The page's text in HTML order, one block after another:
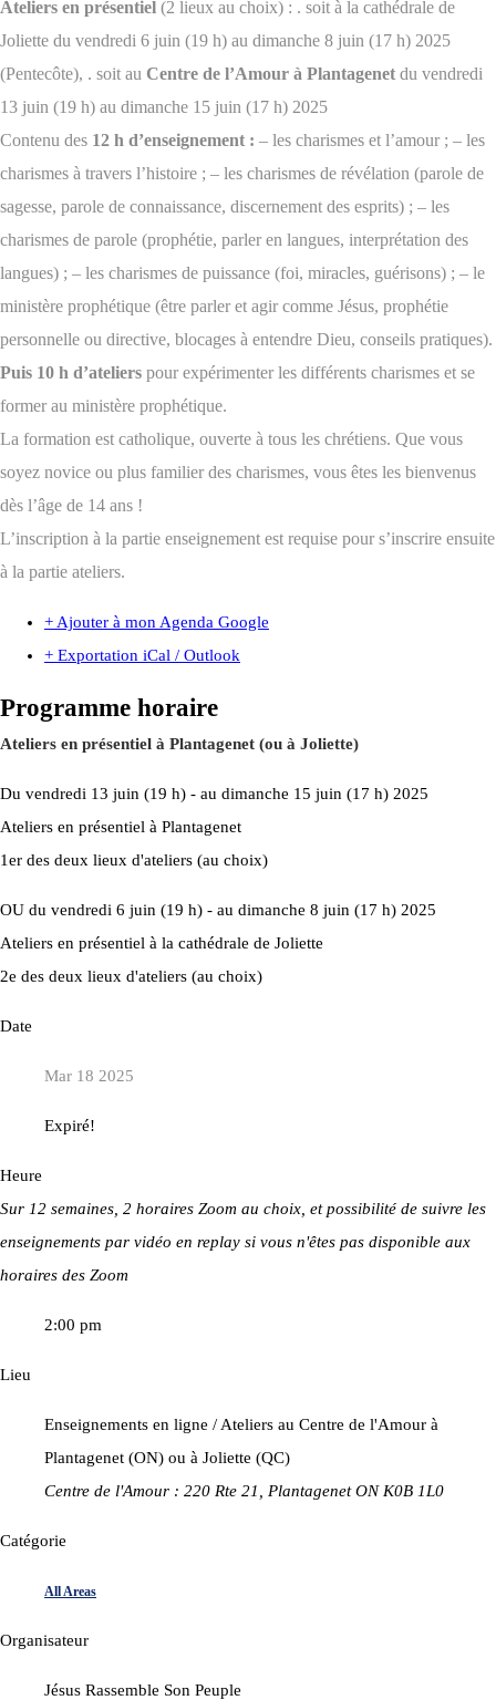
Ateliers en présentiel (2 lieux au choix) : . soit à la cathédrale de
Joliette du vendredi 6 juin (19 h) au dimanche 8 juin (17 h) 2025
(Pentecôte), . soit au Centre de l’Amour à Plantagenet du vendredi
13 juin (19 h) au dimanche 15 juin (17 h) 2025
Contenu des 12 h d’enseignement : – les charismes et l’amour ; – les
charismes à travers l’histoire ; – les charismes de révélation (parole de
sagesse, parole de connaissance, discernement des esprits) ; – les
charismes de parole (prophétie, parler en langues, interprétation des
langues) ; – les charismes de puissance (foi, miracles, guérisons) ; – le
ministère prophétique (être parler et agir comme Jésus, prophétie
personnelle ou directive, blocages à entendre Dieu, conseils pratiques).
Puis 10 h d’ateliers pour expérimenter les différents charismes et se
former au ministère prophétique.
La formation est catholique, ouverte à tous les chrétiens. Que vous
soyez novice ou plus familier des charismes, vous êtes les bienvenus
dès l’âge de 14 ans !
L’inscription à la partie enseignement est requise pour s’inscrire ensuite
à la partie ateliers.
+ Ajouter à mon Agenda Google
+ Exportation iCal / Outlook
Programme horaire
Ateliers en présentiel à Plantagenet (ou à Joliette)
Du vendredi 13 juin (19 h) - au dimanche 15 juin (17 h) 2025
Ateliers en présentiel à Plantagenet
1er des deux lieux d'ateliers (au choix)
OU du vendredi 6 juin (19 h) - au dimanche 8 juin (17 h) 2025
Ateliers en présentiel à la cathédrale de Joliette
2e des deux lieux d'ateliers (au choix)
Date
Mar 18 2025
Expiré!
Heure
Sur 12 semaines, 2 horaires Zoom au choix, et possibilité de suivre les
enseignements par vidéo en replay si vous n'êtes pas disponible aux
horaires des Zoom
2:00 pm
Lieu
Enseignements en ligne / Ateliers au Centre de l'Amour à
Plantagenet (ON) ou à Joliette (QC)
Centre de l'Amour : 220 Rte 21, Plantagenet ON K0B 1L0
Catégorie
All Areas
Organisateur
Jésus Rassemble Son Peuple